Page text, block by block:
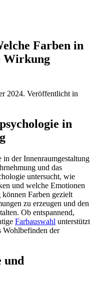
Farben in
Wirkung
2024. Veröffentlicht in
in
in der Innenraumgestaltung
und das
untersucht, wie
und welche Emotionen
Farben gezielt
zu erzeugen und den
Ob entspannend,
Farbauswahl unterstützt
Wohlbefinden der
und